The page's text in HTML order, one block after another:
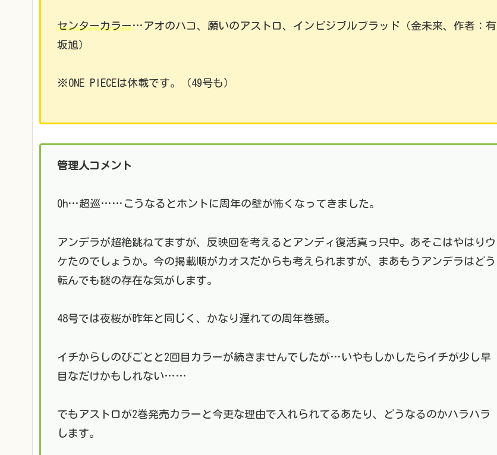
センターカラー…アオのハコ、願いのアストロ、インビジブルブラッド（金未来、作者：有
坂旭）
※ONE PIECEは休載です。（49号も）
管理人コメント
Oh…超巡……こうなるとホントに周年の壁が怖くなってきました。
アンデラが超絶跳ねてますが、反映回を考えるとアンディ復活真っ只中。あそこはやはりウ
ケたのでしょうか。今の掲載順がカオスだからも考えられますが、まあもうアンデラはどう
転んでも謎の存在な気がします。
48号では夜桜が昨年と同じく、かなり遅れての周年巻頭。
イチからしのびごとと2回目カラーが続きませんでしたが…いやもしかしたらイチが少し早
目なだけかもしれない……
でもアストロが2巻発売カラーと今更な理由で入れられてるあたり、どうなるのかハラハラ
します。